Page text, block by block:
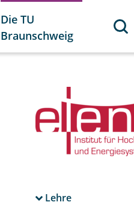
Die TU
Braunschweig
Lehre